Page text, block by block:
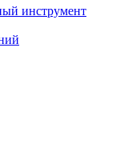
инструмент